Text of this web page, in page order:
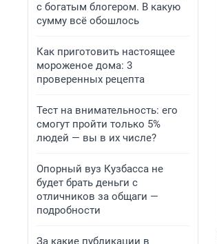
с богатым блогером. В какую
сумму всё обошлось
Как приготовить настоящее
мороженое дома: 3
проверенных рецепта
Тест на внимательность: его
смогут пройти только 5%
людей — вы в их числе?
Опорный вуз Кузбасса не
будет брать деньги с
отличников за общаги —
подробности
За какие публикации в